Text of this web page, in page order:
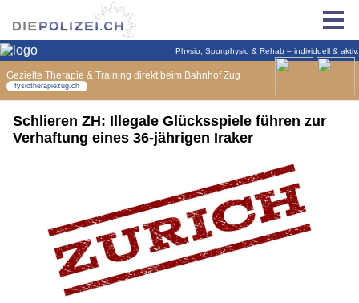
Schlieren ZH: Illegale Glücksspiele führen zur
Verhaftung eines 36-jährigen Iraker